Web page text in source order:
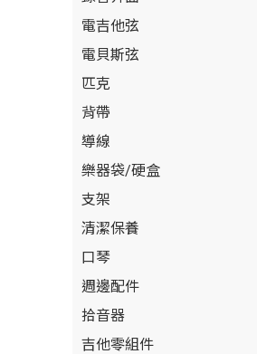
電吉他弦
電貝斯弦
匹克
背帶
導線
樂器袋/硬盒
支架
清潔保養
口琴
週邊配件
拾音器
吉他零組件